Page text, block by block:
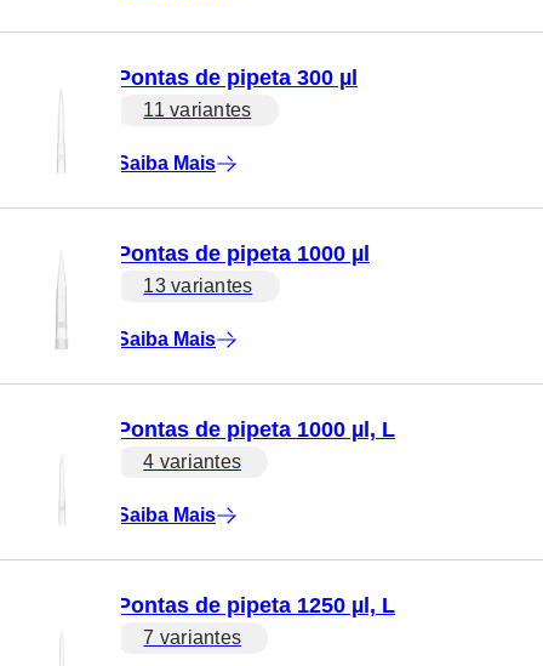
Pontas de pipeta 300 µl
11 variantes
Saiba Mais
Pontas de pipeta 1000 µl
13 variantes
Saiba Mais
Pontas de pipeta 1000 µl, L
4 variantes
Saiba Mais
Pontas de pipeta 1250 µl, L
7 variantes